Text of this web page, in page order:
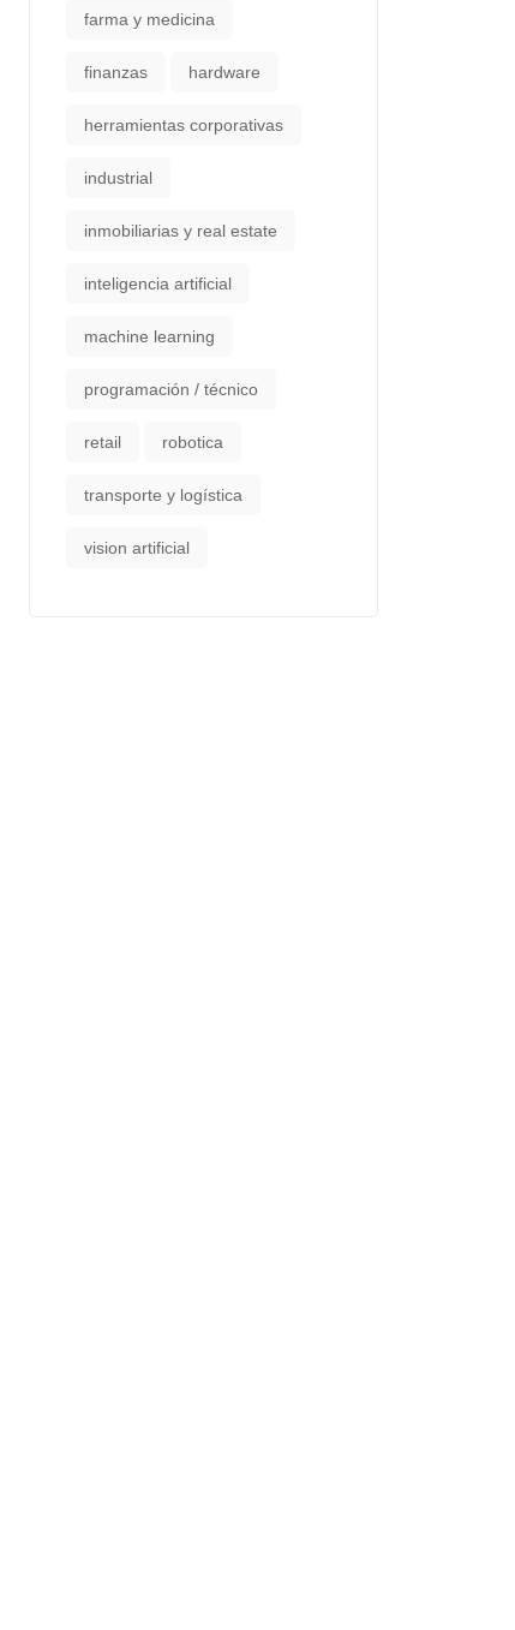
farma y medicina
finanzas hardware
herramientas corporativas
industrial
inmobiliarias y real estate
inteligencia artificial
machine learning
programación / técnico
retail robotica
transporte y logística
vision artificial